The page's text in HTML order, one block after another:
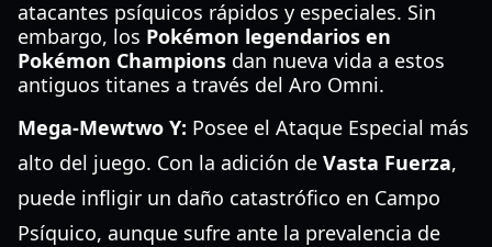
atacantes psíquicos rápidos y especiales. Sin
embargo, los Pokémon legendarios en
Pokémon Champions dan nueva vida a estos
antiguos titanes a través del Aro Omni.
Mega-Mewtwo Y: Posee el Ataque Especial más
alto del juego. Con la adición de Vasta Fuerza,
puede infligir un daño catastrófico en Campo
Psíquico, aunque sufre ante la prevalencia de